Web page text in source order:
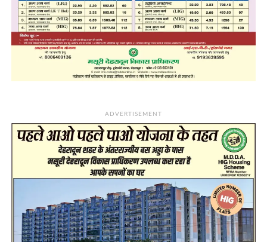
ADVERTISEMENT